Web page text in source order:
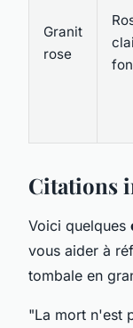
Granit
rose
Citations
Voici quelques
vous aider à
tombale en
"La mort n'est